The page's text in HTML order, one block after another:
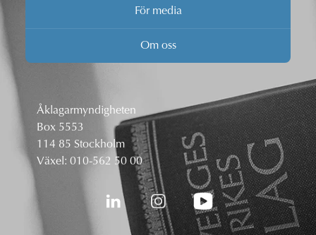
För media
Om oss
Åklagarmyndigheten
Box 5553
114 85 Stockholm
Växel: 010-562 50 00